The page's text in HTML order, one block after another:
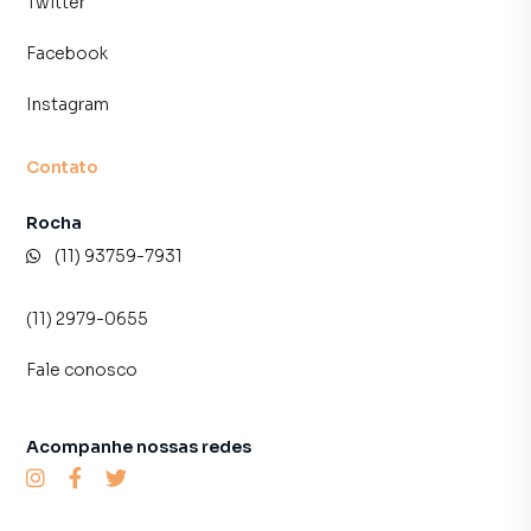
Facebook
Instagram
Contato
Rocha
(11) 93759-7931
(11) 2979-0655
Fale conosco
Acompanhe nossas redes